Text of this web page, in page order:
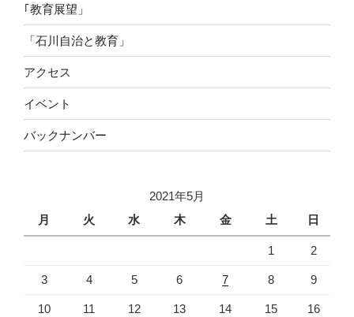
｢教育展望」
「石川自治と教育」
アクセス
イベント
バックナンバー
2021年5月
月
火 水 木 金 土 日
1 2
3 4 5 6 7 8 9
10 11 12 13 14 15 16